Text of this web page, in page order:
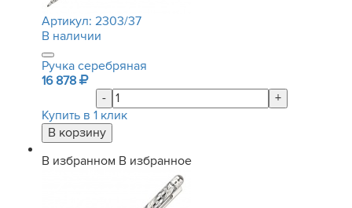
Артикул: 2303/37
В наличии
Ручка серебряная
16 878
-
+
Купить в 1 клик
В избранном В избранное